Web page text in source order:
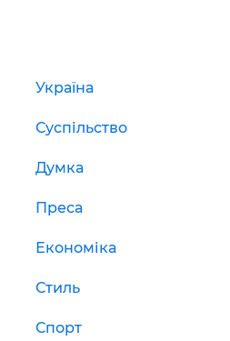
Україна
Суспільство
Думка
Преса
Економіка
Стиль
Спорт